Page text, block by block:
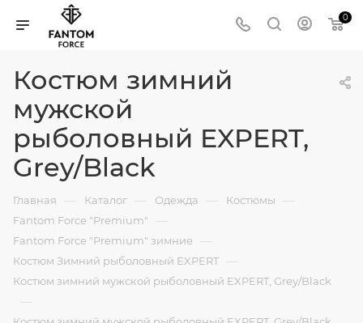
0
Костюм зимний
мужской
рыболовный EXPERT,
Grey/Black
Главная — Каталог — Одежда — Костюмы —
Fantom Force "Premium" —
Fantom Force "Premium" зимние —
Костюм Зимний рыболовный EXPERT —
Костюм зимний мужской рыболовный EXPERT, Grey/Black
—